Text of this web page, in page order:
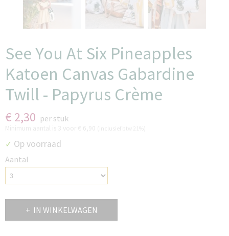
See You At Six Pineapples
Katoen Canvas Gabardine
Twill - Papyrus Crème
€ 2,30 per stuk
✓ Op voorraad
Aantal
IN WINKELWAGEN